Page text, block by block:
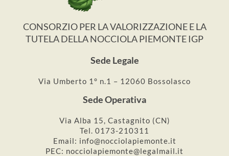
CONSORZIO PER LA VALORIZZAZIONE E LA
TUTELA DELLA NOCCIOLA PIEMONTE IGP
Sede Legale
Via Umberto 1° n.1 – 12060 Bossolasco
Sede Operativa
Via Alba 15, Castagnito (CN)
Tel. 0173-210311
Email: info@nocciolapiemonte.it
PEC: nocciolapiemonte@legalmail.it